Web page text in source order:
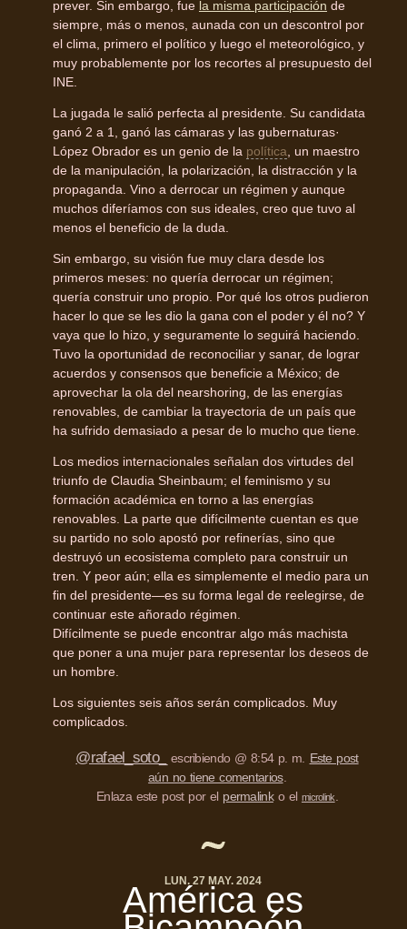
prever. Sin embargo, fue la misma participación de
siempre, más o menos, aunada con un descontrol por
el clima, primero el político y luego el meteorológico, y
muy probablemente por los recortes al presupuesto del
INE.
La jugada le salió perfecta al presidente. Su candidata
ganó 2 a 1, ganó las cámaras y las gubernaturas·
López Obrador es un genio de la política , un maestro
de la manipulación, la polarización, la distracción y la
propaganda. Vino a derrocar un régimen y aunque
muchos diferíamos con sus ideales, creo que tuvo al
menos el beneficio de la duda.
Sin embargo, su visión fue muy clara desde los
primeros meses: no quería derrocar un régimen;
quería construir uno propio. Por qué los otros pudieron
hacer lo que se les dio la gana con el poder y él no? Y
vaya que lo hizo, y seguramente lo seguirá haciendo.
Tuvo la oportunidad de reconociliar y sanar, de lograr
acuerdos y consensos que beneficie a México; de
aprovechar la ola del nearshoring, de las energías
renovables, de cambiar la trayectoria de un país que
ha sufrido demasiado a pesar de lo mucho que tiene.
Los medios internacionales señalan dos virtudes del
triunfo de Claudia Sheinbaum; el feminismo y su
formación académica en torno a las energías
renovables. La parte que difícilmente cuentan es que
su partido no solo apostó por refinerías, sino que
destruyó un ecosistema completo para construir un
tren. Y peor aún; ella es simplemente el medio para un
fin del presidente—es su forma legal de reelegirse, de
continuar este añorado régimen.
Difícilmente se puede encontrar algo más machista
que poner a una mujer para representar los deseos de
un hombre.
Los siguientes seis años serán complicados. Muy
complicados.
@rafael_soto_ escribiendo @ 8:54 p. m. Este post
aún no tiene comentarios.
Enlaza este post por el permalinko el microlink
LUN. 27 MAY. 2024
América es